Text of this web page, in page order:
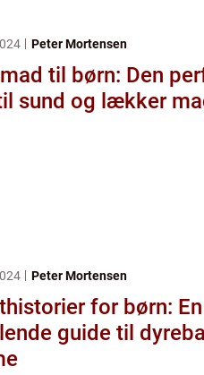
Peter Mortensen
til børn: Den
sund og lækker
Peter Mortensen
for børn: En
guide til